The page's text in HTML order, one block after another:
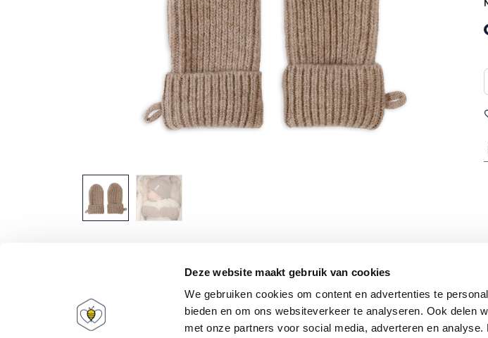
Deze website maakt gebruik van cookies
We gebruiken cookies om content en advertenties te
bieden en om ons websiteverkeer te analyseren. Ook delen
met onze partners voor social media, adverteren en
Over ons
FAQ
Mijn account
Informatie
Registreren
Nieuwsbrief
Word je graag op de
producten, geweldige
dan in voor onze